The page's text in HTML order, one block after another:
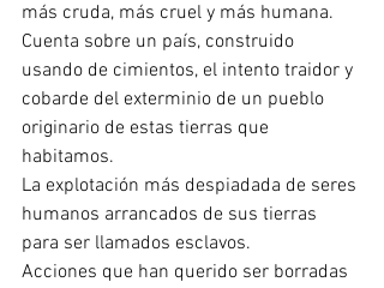
más cruda, más cruel y más humana.
Cuenta sobre un país, construido
usando de cimientos, el intento traidor y
cobarde del exterminio de un pueblo
originario de estas tierras que
habitamos.
La explotación más despiadada de seres
humanos arrancados de sus tierras
para ser llamados esclavos.
Acciones que han querido ser borradas